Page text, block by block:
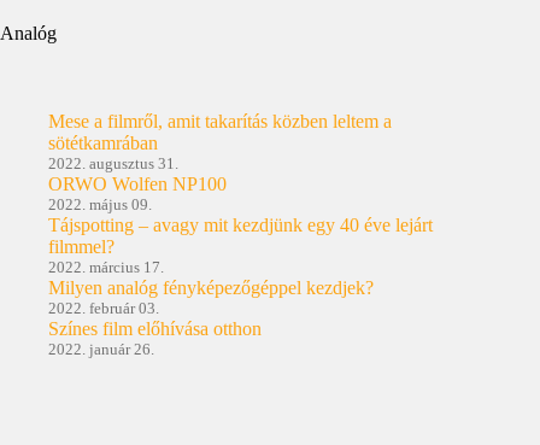
Analóg
Mese a filmről, amit takarítás közben leltem a
sötétkamrában
2022. augusztus 31.
ORWO Wolfen NP100
2022. május 09.
Tájspotting – avagy mit kezdjünk egy 40 éve lejárt
filmmel?
2022. március 17.
Milyen analóg fényképezőgéppel kezdjek?
2022. február 03.
Színes film előhívása otthon
2022. január 26.